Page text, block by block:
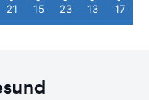
21 15 23 13 17